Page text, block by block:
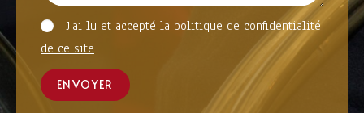
J'ai lu et accepté la politique de confidentialité
de ce site
ENVOYER